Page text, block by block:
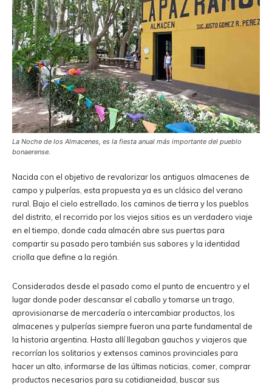
La Noche de los Almacenes, es la fiesta anual más importante del pueblo
bonaerense.
Nacida con el objetivo de revalorizar los antiguos almacenes de
campo y pulperías, esta propuesta ya es un clásico del verano
rural. Bajo el cielo estrellado, los caminos de tierra y los pueblos
del distrito, el recorrido por los viejos sitios es un verdadero viaje
en el tiempo, donde cada almacén abre sus puertas para
compartir su pasado pero también sus sabores y la identidad
criolla que define a la región.
Considerados desde el pasado como el punto de encuentro y el
lugar donde poder descansar el caballo y tomarse un trago,
aprovisionarse de mercadería o intercambiar productos, los
almacenes y pulperías siempre fueron una parte fundamental de
la historia argentina. Hasta allí llegaban gauchos y viajeros que
recorrían los solitarios y extensos caminos provinciales para
hacer un alto, informarse de las últimas noticias, comer, comprar
productos necesarios para su cotidianeidad, buscar sus